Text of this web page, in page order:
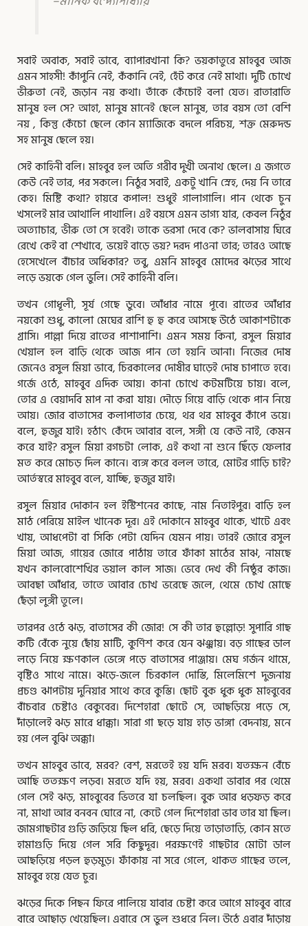
সবাই অবাক, সবাই ভাবে, ব্যাপারখানা কি? ভয়কাতুরে মাহবুব আজ
এমন সাহসী! কাঁপুনি নেই, কঁকানি নেই, হেঁট করে নেই মাথা। দুটি চোখে
ভীরুতা নেই, জড়ান নয় কথা। তাঁকে কেঁচোই বলা যেত। রাতারাতি
মানুষ হল সে? আহা, মানুষ মানেই ছেলে মানুষ, তার বয়স তো বেশি
নয় , কিন্তু কেঁচো ছেলে কোন ম্যাজিকে বদলে পরিচয়, শক্ত মেরুদন্ড
সহ মানুষ ছেলে হয়।
সেই কাহিনী বলি। মাহবুব হল অতি গরীব দুখী অনাথ ছেলে। এ জগতে
কেউ নেই তার, পর সকলে। নিঠুর সবাই, একটু খানি স্নেহ, দেয় নি তারে
কেহ। মিষ্টি কথা? হায়রে কপাল! শুধুই গালাগালি। পান থেকে চুন
খসলেই মার আথালি পাথালি। এই বয়সে এমন ভাগ্য যার, কেবল নিঠুর
অত্যাচার, ভীরু তো সে হবেই। তাকে ভরসা দেবে কে? ভালবাসায় ঘিরে
রেখে কেই বা শেখাবে, ভয়েই বাড়ে ভয়? দরদ পাওনা তার; তারও আছে
হেসেখেলে বাঁচার অধিকার? তবু, এমনি মাহবুব মোদের ঝড়ের সাথে
লড়ে ভয়কে গেল ভুলি। সেই কাহিনী বলি।
তখন গোধূলী, সূর্য গেছে ডুবে। আঁধার নামে পূবে। রাতের আঁধার
নয়কো শুধু, কালো মেঘের রাশি হু হু করে আসছে উঠে আকাশটাকে
গ্রাসি। পাল্লা দিয়ে রাতের পাশাপাশি। এমন সময় কিনা, রসুল মিয়ার
খেয়াল হল বাড়ি থেকে আজ পান তো হয়নি আনা। নিজের দোষ
জেনেও রসুল মিয়া ভাবে, চিরকালের দোষীর ঘাড়েই দোষ চাপাতে হবে।
গর্জে ওঠে, মাহবুব এদিক আয়। কানা চোখে কটমটিয়ে চায়। বলে,
তোর এ বেয়াদবি মাপ না করা যায়। দৌড়ে গিয়ে বাড়ি থেকে পান নিয়ে
আয়। জোর বাতাসের কলাপাতার চেয়ে, থর থর মাহবুব কাঁপে ভয়ে।
বলে, হুজুর যাই। হঠাৎ কেঁদে আবার বলে, সঙ্গী যে কেউ নাই, কেমন
করে যাই? রসুল মিয়া রগচটা লোক, এই কথা না শুনে ছিঁড়ে ফেলার
মত করে মোচড় দিল কানে। ব্যঙ্গ করে বলল তারে, মোটর গাড়ি চাই?
আর্তস্বরে মাহবুব বলে, যাচ্ছি, হুজুর যাই।
রসুল মিয়ার দোকান হল ইস্টিশনের কাছে, নাম নিতাইপুর। বাড়ি হল
মাঠ পেরিয়ে মাইল খানেক দূর। এই দোকানে মাহবুব থাকে, খাটে এবং
খায়, আধপেটা বা সিকি পেটা যেদিন যেমন পায়। তারই জোরে রসুল
মিয়া আজ, গায়ের জোরে পাঠায় তারে ফাঁকা মাঠের মাঝ, নামছে
যখন কালবোশেখির ভয়াল কাল সাজ। ভেবে দেখ কী নিষ্ঠুর কাজ।
আবছা আঁধার, তাতে আবার চোখ ভরেছে জলে, থেমে চোখ মোছে
ছেঁড়া লুঙ্গী তুলে।
তারপর ওঠে ঝড়, বাতাসের কী জোর! সে কী তার হুল্লোড়! সুপারি গাছ
কটি বেঁকে নুয়ে ছোঁয় মাটি, কুর্ণিশ করে যেন ঝঞ্ঝায়। বড় গাছের ডাল
লড়ে নিয়ে ক্ষণকাল ভেঙ্গে পড়ে বাতাসের পাঞ্জায়। মেঘ গর্জন থামে,
বৃষ্টিও সাথে নামে। ঝড়ে-জলে চিরকাল দোস্তি, মিলেমিশে দুজনায়
প্রচণ্ড ঝাপটায় দুনিয়ার সাথে করে কুস্তি। ছোট বুক ধুক ধুক মাহবুবের
বাঁচবার চেষ্টাও বেকুবের। দিশেহারা ছোটে সে, আছড়িয়ে পড়ে সে,
দাঁড়ালেই ঝড় মারে ধাক্কা। সারা গা ছড়ে যায় হাড় ভাঙ্গা বেদনায়, মনে
হয় পেল বুঝি অক্কা।
তখন মাহবুব ভাবে, মরব? বেশ, মরতেই হয় যদি মরব। যতক্ষন বেঁচে
আছি ততক্ষণ লড়ব। মরতে যদি হয়, মরব। একথা ভাবার পর থেমে
গেল সেই ঝড়, মাহবুবের ভিতরে যা চলছিল। বুক আর ধড়ফড় করে
না, মাথা আর বনবন ঘোরে না, কেটে গেল দিশেহারা ভাব তার যা ছিল।
জামগাছটার গুড়ি জড়িয়ে ছিল ধরি, ছেড়ে দিয়ে তাড়াতাড়ি, কোন মতে
হামাগুড়ি দিয়ে গেল সরি কিছুদূর। পরক্ষণেই গাছটার মোটা ডাল
আছড়িয়ে পড়ল হুড়মুড়। ফাঁকায় না সরে গেলে, থাকত গাছের তলে,
মাহবুব হয়ে যেত চুর।
ঝড়ের দিকে পিছন ফিরে পালিয়ে যাবার চেষ্টা করে আগে মাহবুব বারে
বারে আছাড় খেয়েছিল। এবারে সে ভুল শুধরে নিল। উঠে এবার দাঁড়ায়